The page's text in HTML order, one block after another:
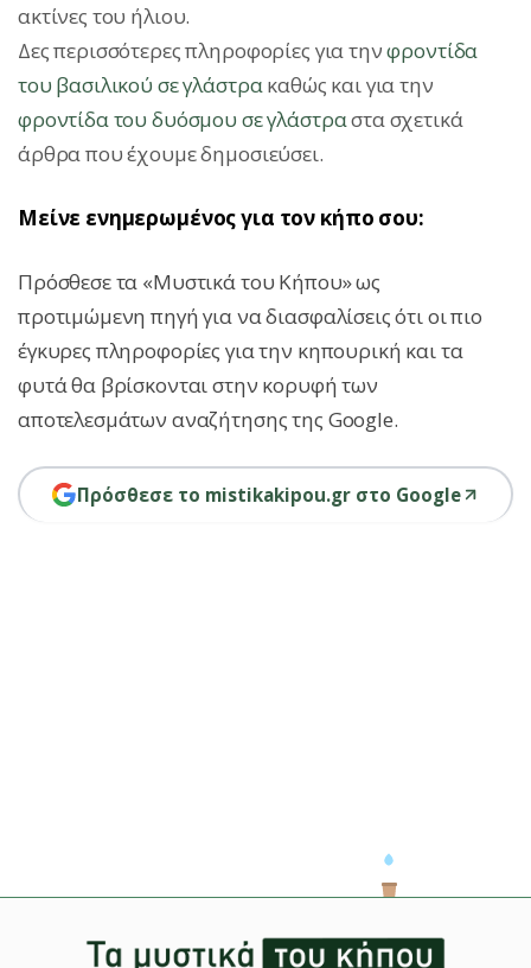
ακτίνες του ήλιου.
Δες περισσότερες πληροφορίες για τηνφροντίδα
του βασιλικού σε γλάστρακαθώς και για την
φροντίδα του δυόσμου σε γλάστραστα σχετικά
άρθρα που έχουμε δημοσιεύσει.
Μείνε ενημερωμένος για τον κήπο σου:
Πρόσθεσε τα «Μυστικά του Κήπου» ως
προτιμώμενη πηγή για να διασφαλίσεις ότι οι πιο
έγκυρες πληροφορίες για την κηπουρική και τα
φυτά θα βρίσκονται στην κορυφή των
αποτελεσμάτων αναζήτησης της Google.
Πρόσθεσε το mistikakipou.gr στο Google